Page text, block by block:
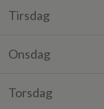
Tirsdag
Onsdag
Torsdag